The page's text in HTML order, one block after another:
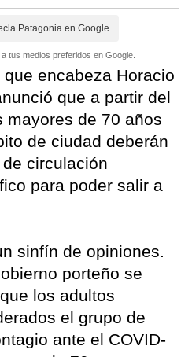
Patagonia en Google
tus medios preferidos en Google.
encabeza Horacio
que a partir del
mayores de 70 años
de ciudad deberán
circulación
para poder salir a
sinfín de opiniones.
porteño se
los adultos
el grupo de
ante el COVID-